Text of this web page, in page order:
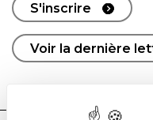
S'inscrire
Voir la dernière